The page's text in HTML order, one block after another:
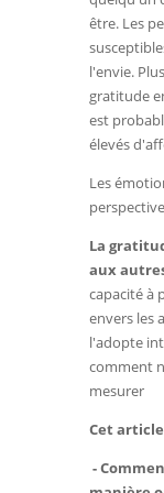
être. Les
l'envie.
gratitude
est
élevés
Les
La
aux
capacité à
envers les
l'adopte
comment
mesurer
Cet
-